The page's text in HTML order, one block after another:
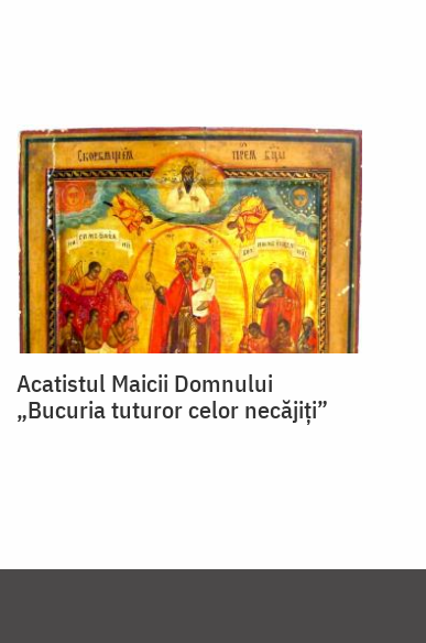
Acatistul Maicii Domnului
„Bucuria tuturor celor necăjiți”